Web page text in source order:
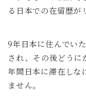
る日本での在留歴が
9年日本に住んでい
され、その後どうに
年間日本に滞在しな
ません。